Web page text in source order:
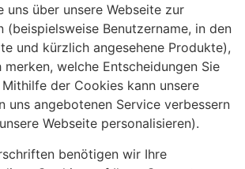
uns über unsere Webseite zur
(beispielsweise Benutzername, in den
und kürzlich angesehene Produkte),
merken, welche Entscheidungen Sie
der Cookies kann unsere
uns angebotenen Service verbessern
Webseite personalisieren).
benötigen wir Ihre